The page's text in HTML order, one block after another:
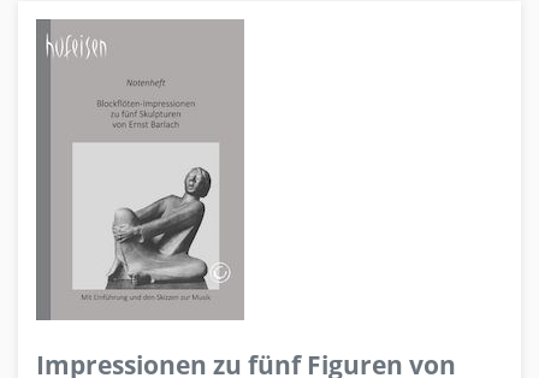
Impressionen zu fünf Figuren von